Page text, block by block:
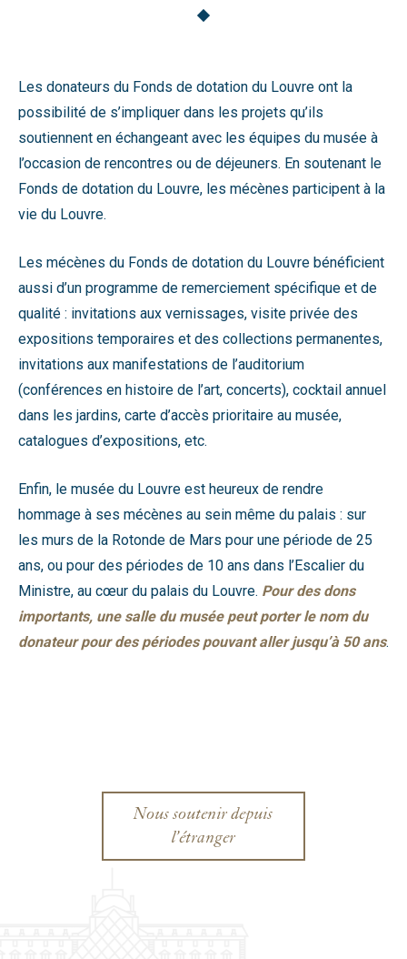
Les donateurs du Fonds de dotation du Louvre ont la
possibilité de s’impliquer dans les projets qu’ils
soutiennent en échangeant avec les équipes du musée à
l’occasion de rencontres ou de déjeuners. En soutenant le
Fonds de dotation du Louvre, les mécènes participent à la
vie du Louvre.
Les mécènes du Fonds de dotation du Louvre bénéficient
aussi d’un programme de remerciement spécifique et de
qualité : invitations aux vernissages, visite privée des
expositions temporaires et des collections permanentes,
invitations aux manifestations de l’auditorium
(conférences en histoire de l’art, concerts), cocktail annuel
dans les jardins, carte d’accès prioritaire au musée,
catalogues d’expositions, etc.
Enfin, le musée du Louvre est heureux de rendre
hommage à ses mécènes au sein même du palais : sur
les murs de la Rotonde de Mars pour une période de 25
ans, ou pour des périodes de 10 ans dans l’Escalier du
Ministre, au cœur du palais du Louvre. Pour des dons
importants, une salle du musée peut porter le nom du
donateur pour des périodes pouvant aller jusqu’à 50 ans.
Nous soutenir depuis
l’étranger